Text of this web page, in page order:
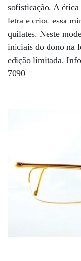
sofisticação. A ótica
letra e criou essa
quilates. Neste
iniciais do dono na
edição limitada.
7090